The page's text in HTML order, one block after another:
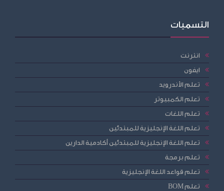
التسميات
انترنت
ايفون
تعلم الأندرويد
تعلم الكمبيوتر
تعلم اللغات
تعلم اللغة الإنجليزية للمبتدئين
تعلم اللغة الإنجليزية للمبتدئين أكادمية الدارين
تعلم برمجة
تعلم قواعد اللغة الإنجليزية
تعلم BOM